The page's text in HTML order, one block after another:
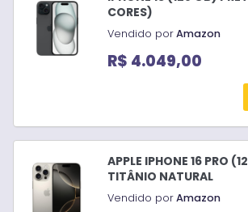
CORES)
Vendido porAmazon
R$ 4.049,00
APPLE IPHONE 16 PRO
TITÂNIO NATURAL
Vendido porAmazon